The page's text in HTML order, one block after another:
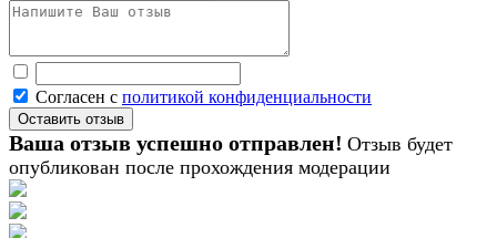
Согласен с политикой конфиденциальности
Ваша отзыв успешно отправлен! Отзыв будет
опубликован после прохождения модерации